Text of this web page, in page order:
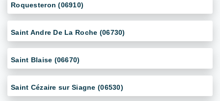
Roquesteron (06910)
Saint Andre De La Roche (06730)
Saint Blaise (06670)
Saint Cézaire sur Siagne (06530)